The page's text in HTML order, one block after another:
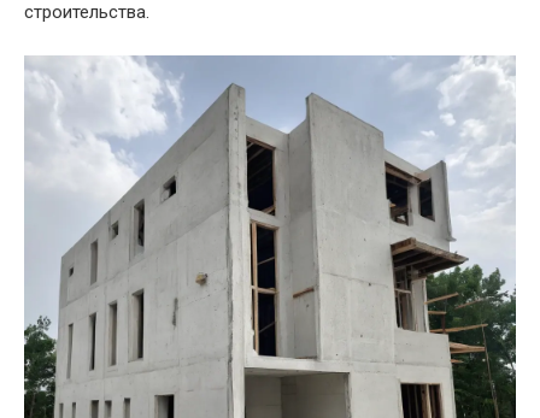
строительства.